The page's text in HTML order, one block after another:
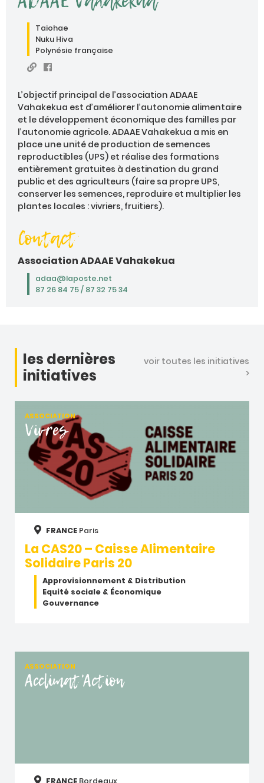
Taiohae
Nuku Hiva
Polynésie française
L’objectif principal de l’association ADAAE
Vahakekua est d’améliorer l’autonomie alimentaire
et le développement économique des familles par
l’autonomie agricole. ADAAE Vahakekua a mis en
place une unité de production de semences
reproductibles (UPS) et réalise des formations
entièrement gratuites à destination du grand
public et des agriculteurs (faire sa propre UPS,
conserver les semences, reproduire et multiplier les
plantes locales : vivriers, fruitiers).
Contact
Association ADAAE Vahakekua
adaa@laposte.net
87 26 84 75 / 87 32 75 34
les dernières
initiatives
voir toutes les initiatives
>
ASSOCIATION
Vivres
FRANCE Paris
La CAS20 – Caisse Alimentaire
Solidaire Paris 20
Approvisionnement & Distribution
Equité sociale & Économique
Gouvernance
ASSOCIATION
Acclimat'Action
FRANCE Bordeaux